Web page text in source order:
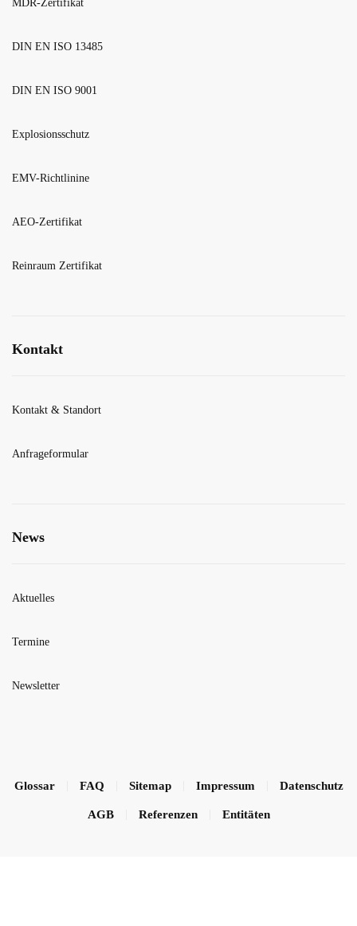
MDR-Zertifikat
DIN EN ISO 13485
DIN EN ISO 9001
Explosionsschutz
EMV-Richtlinine
AEO-Zertifikat
Reinraum Zertifikat
Kontakt
Kontakt & Standort
Anfrageformular
News
Aktuelles
Termine
Newsletter
Glossar FAQ Sitemap Impressum Datenschutz
AGB Referenzen Entitäten